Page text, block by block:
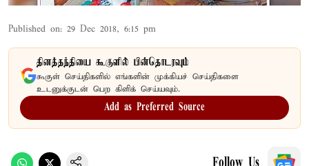
Published on: 29 Dec 2018, 6:15 pm
தினத்தந்தியை கூகுளில் பின்தொடரவும்
கூகுள் செய்திகளில் எங்களின் முக்கியச் செய்திகளை
உடனுக்குடன் பெற கிளிக் செய்யவும்.
Add as Preferred Source
Follow Us